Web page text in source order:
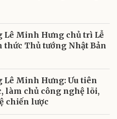
Lê Minh Hưng chủ trì Lễ
thức Thủ tướng Nhật Bản
Lê Minh Hưng: Ưu tiên
làm chủ công nghệ lõi,
chiến lược